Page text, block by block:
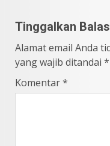
Tinggalkan
Alamat email Anda
yang wajib ditandai *
Komentar*